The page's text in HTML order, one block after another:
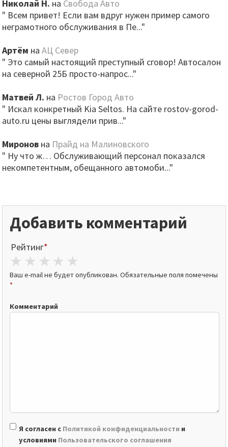
Николай Н. на Свобода Авто
" Всем привет! Если вам вдруг нужен пример самого
неграмотного обслуживания в Пе..."
Артём наАЦ Север
" Это самый настоящий преступный сговор! Автосалон
на северной 25Б просто-напрос..."
Матвей Л. на Ростов Город Авто
" Искал конкретный Kia Seltos. На сайте rostov-gorod-
auto.ru цены выглядели прив..."
Миронов на Прайд на Малиновского
" Ну что ж… Обслуживающий персонал показался
некомпетентным, обещанного автомоби..."
Добавить комментарий
Рейтинг*
4 stars
3 stars
2 stars
1 star
Ваш e-mail не будет опубликован. Обязательные поля помечены
*
Комментарий
Я согласен с Политикой конфиденциальности и
условиями Пользовательского соглашения